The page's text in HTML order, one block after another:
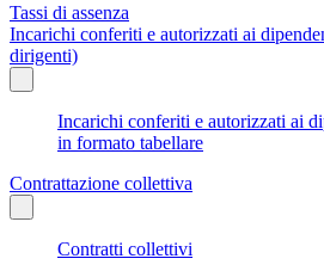
Tassi di assenza
Incarichi conferiti e autorizzati ai
dirigenti)
Incarichi conferiti e autorizzati ai
in formato tabellare
Contrattazione collettiva
Contratti collettivi